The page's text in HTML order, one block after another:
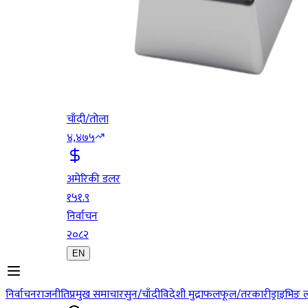
चाँदी/तोला
४,४७५
अमेरिकी डलर
१५१.९
निर्वाचन
२०८२
EN
निर्वाचनराजनीतिप्रमुख समाचारसुन/चाँदीविदेशी मुद्राफलफूल/तरकारी